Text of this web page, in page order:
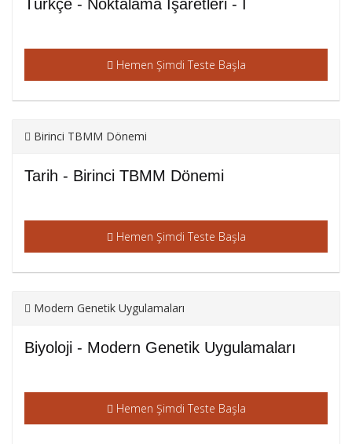
Türkçe - Noktalama İşaretleri - I
Hemen Şimdi Teste Başla
Birinci TBMM Dönemi
Tarih - Birinci TBMM Dönemi
Hemen Şimdi Teste Başla
Modern Genetik Uygulamaları
Biyoloji - Modern Genetik Uygulamaları
Hemen Şimdi Teste Başla